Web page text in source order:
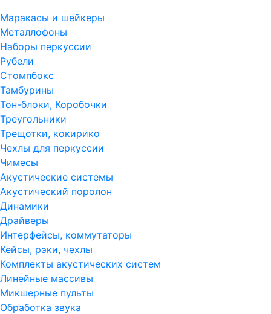
Маракасы и шейкеры
Металлофоны
Наборы перкуссии
Рубели
Стомпбокс
Тамбурины
Тон-блоки, Коробочки
Треугольники
Трещотки, кокирико
Чехлы для перкуссии
Чимесы
Акустические системы
Акустический поролон
Динамики
Драйверы
Интерфейсы, коммутаторы
Кейсы, рэки, чехлы
Комплекты акустических систем
Линейные массивы
Микшерные пульты
Обработка звука